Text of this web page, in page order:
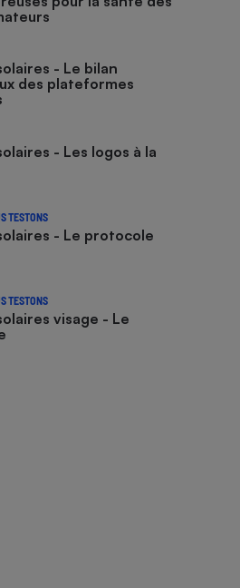
- Le bilan
des plateformes
- Les logos à la
TESTONS
- Le protocole
TESTONS
visage - Le